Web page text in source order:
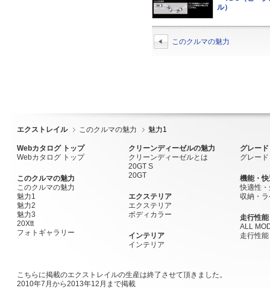
ル）
このクルマの魅力
エクストレイル このクルマの魅力 魅力1
Webカタログ トップ
Webカタログ トップ
このクルマの魅力
このクルマの魅力
魅力1
魅力2
魅力3
20Xtt
フォトギャラリー
クリーンディーゼルの魅力
クリーンディーゼルとは
20GT S
20GT
エクステリア
エクステリア
ボディカラー
インテリア
インテリア
グレード
グレード
機能・
快適性
収納・
走行性能
ALL
走行性能
こちらに掲載のエクストレイルの生産は終了させて頂きました。
2010年7月から2013年12月まで掲載